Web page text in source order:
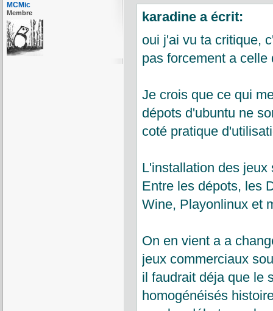
MCMic
Membre
karadine a écrit:
oui j'ai vu ta critique,
pas forcement a celle
Je crois que ce qui
dépots d'ubuntu ne
coté pratique
L'installation des
Entre les dépots, les
Wine, Playonlinux et
On en vient a a
jeux commerciaux
il faudrait déja que le
homogénéisés